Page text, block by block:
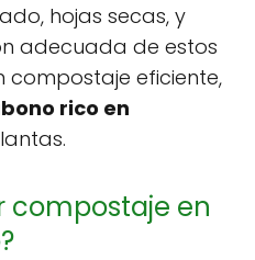
hojas secas, y
adecuada de estos
compostaje eficiente,
rico en
compostaje en